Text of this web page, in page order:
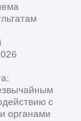
с
органами